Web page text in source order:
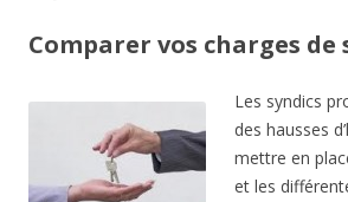
Comparer vos charges de
Les syndics
des hausses
mettre en
et les